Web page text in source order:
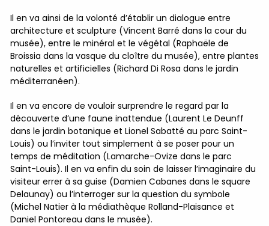
Il en va ainsi de la volonté d’établir un dialogue entre
architecture et sculpture (Vincent Barré dans la cour du
musée), entre le minéral et le végétal (Raphaële de
Broissia dans la vasque du cloître du musée), entre plantes
naturelles et artificielles (Richard Di Rosa dans le jardin
méditerranéen).
Il en va encore de vouloir surprendre le regard par la
découverte d’une faune inattendue (Laurent Le Deunff
dans le jardin botanique et Lionel Sabatté au parc Saint-
Louis) ou l’inviter tout simplement à se poser pour un
temps de méditation (Lamarche-Ovize dans le parc
Saint-Louis). Il en va enfin du soin de laisser l’imaginaire du
visiteur errer à sa guise (Damien Cabanes dans le square
Delaunay) ou l’interroger sur la question du symbole
(Michel Natier à la médiathèque Rolland-Plaisance et
Daniel Pontoreau dans le musée).